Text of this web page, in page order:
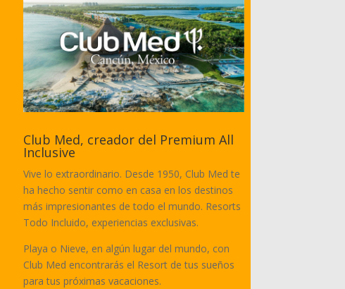
Club Med, creador del Premium All
Inclusive
Vive lo extraordinario. Desde 1950, Club Med te
ha hecho sentir como en casa en los destinos
más impresionantes de todo el mundo. Resorts
Todo Incluido, experiencias exclusivas.
Playa o Nieve, en algún lugar del mundo, con
Club Med encontrarás el Resort de tus sueños
para tus próximas vacaciones.